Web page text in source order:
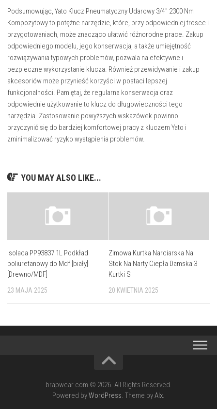
Podsumowując, Yato Klucz Pneumatyczny Udarowy 3/4″ 2300 Nm
Kompozytowy to potężne narzędzie, które, przy odpowiedniej trosce i
przygotowaniach, może znacząco ułatwić różnorodne prace. Zakup
odpowiedniego modelu, jego konserwacja, a także umiejętność
rozwiązywania typowych problemów, pozwala na efektywne i
bezpieczne wykorzystanie klucza. Również przewidywanie i zakup
akcesoriów może przynieść korzyści w postaci lepszej
funkcjonalności. Pamiętaj, że regularna konserwacja oraz
odpowiednie użytkowanie to klucz do długowieczności tego
narzędzia. Zastosowanie powyższych wskazówek powinno
przyczynić się do bardziej komfortowej pracy z kluczem Yato i
zminimalizować ryzyko wystąpienia problemów.
YOU MAY ALSO LIKE...
Isolaca PP93837 1L Podkład
poliuretanowy do Mdf [biały]
[Drewno/MDF]
23 MAJA 2025
Zimowa Kurtka Narciarska Na
Stok Na Narty Ciepła Damska 3
Kurtki S
20 KWIETNIA 2025
brapwear.com © 2026. All Rights Reserved.
Powered byWordPress. Theme byAlx.